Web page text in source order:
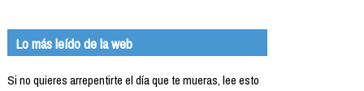
Lo más leído de la web
Si no quieres arrepentirte el día que te mueras, lee esto